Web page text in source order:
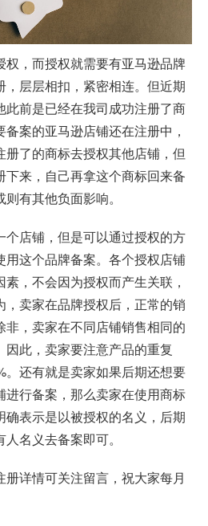
权，而授权就需要有亚马逊品牌
层层相扣，紧密相连。但近期
此前是已经在我司成功注册了商
案的亚马逊店铺还在注册中，
册了的商标去授权其他店铺，但
来，自己再拿这个商标回来备
有其他负面影响。
个店铺，但是可以通过授权的方
用这个品牌备案。各个授权店铺
，不会因为授权而产生关联，
，卖家在品牌授权后，正常的销
，卖家在不同店铺销售相同的
此，卖家要注意产品的重复
。还有就是卖家如果后期还想要
进行备案，那么卖家在使用商标
表示是以被授权的名义，后期
名义去备案即可。
详情可关注留言，祝大家每月